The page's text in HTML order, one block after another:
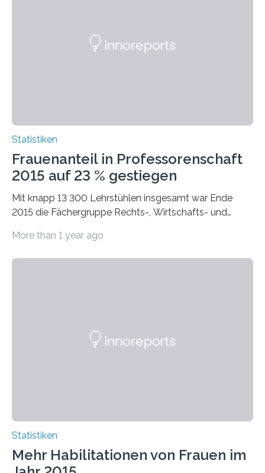
Statistiken
Frauenanteil in Professorenschaft
2015 auf 23 % gestiegen
Mit knapp 13 300 Lehrstühlen insgesamt war Ende
2015 die Fächergruppe Rechts-, Wirtschafts- und
bei…
More than 1 year ago
Statistiken
Mehr Habilitationen von Frauen im